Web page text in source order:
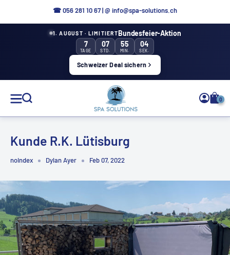
☎ 056 281 10 67|@ info@spa-solutions.ch
1. AUGUST · LIMITIERTBundesfeier-Aktion
7
TAGE
07
STD.
55
MIN.
04
SEK.
Schweizer Deal sichern
Solutions
0
Kunde R.K. Lütisburg
noindex Dylan Ayer Feb 07, 2022